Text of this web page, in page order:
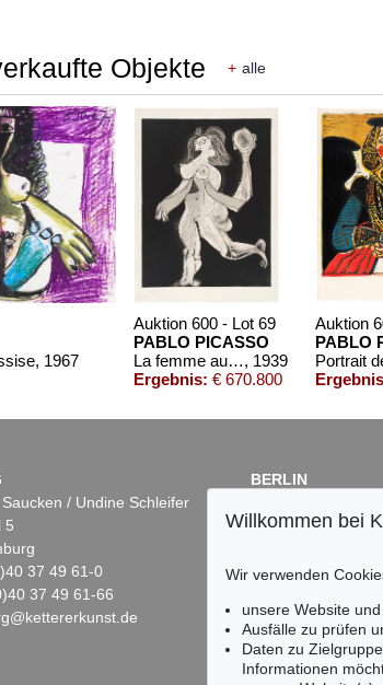
Objekte + alle
, 1967
Auktion 600 - Lot 69
PABLO PICASSO
La femme au tambourin, 1939
Ergebnis: € 670.800
Auktion
PABLO
16
Auktion 605 - Lot 239
PABLO PICASSO
Vase aztèque aux quatre visages
, 1957
Ergebnis:€ 174.150
/ Undine Schleifer
5
37 49 61-0
37 49 61-66
BERLIN
Fasanenstr. 70
Tel.: +49 (0)30 88
Willkommen bei
Wir verwenden
unsere Website
Ausfälle zu prüfen
Daten zu
Informationen